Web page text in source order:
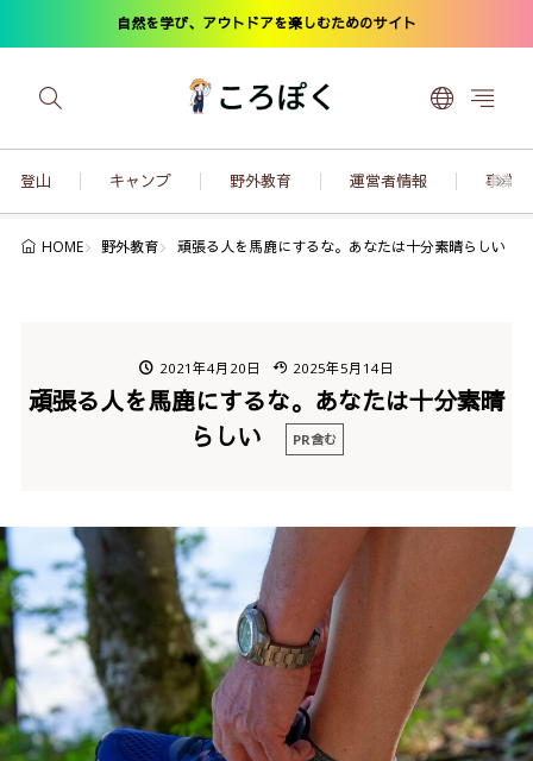
自然を学び、アウトドアを楽しむためのサイト
登山 キャンプ 野外教育 運営者情報 事業
HOME 野外教育 頑張る人を馬鹿にするな。あなたは十分素晴らしい
2021年4月20日 2025年5月14日
頑張る人を馬鹿にするな。あなたは十分素晴
らしい
PR含む